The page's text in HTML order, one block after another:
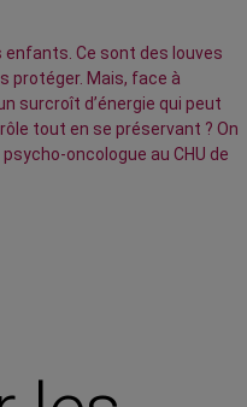
enfants. Ce sont des louves
protéger. Mais, face à
surcroît d’énergie qui peut
tout en se préservant ? On
oncologue au CHU de